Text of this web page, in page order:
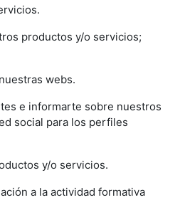
productos y/o servicios;
webs.
e informarte sobre nuestros
social para los perfiles
y/o servicios.
a la actividad formativa